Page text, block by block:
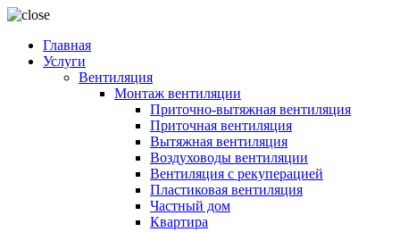
Главная
Услуги
Вентиляция
Монтаж вентиляции
Приточно-вытяжная вентиляция
Приточная вентиляция
Вытяжная вентиляция
Воздуховоды вентиляции
Вентиляция с рекуперацией
Пластиковая вентиляция
Частный дом
Квартира